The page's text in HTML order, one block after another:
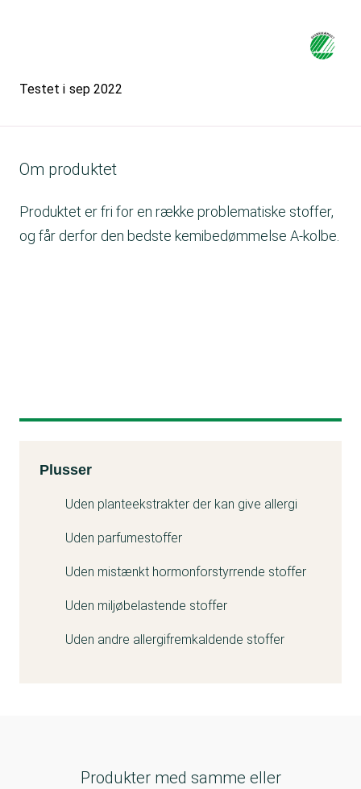
Testet i sep 2022
Om produktet
Produktet er fri for en række problematiske stoffer,
og får derfor den bedste kemibedømmelse A-kolbe.
Kemitest
Plusser
Uden planteekstrakter der kan give allergi
Uden parfumestoffer
Uden mistænkt hormonforstyrrende stoffer
Uden miljøbelastende stoffer
Uden andre allergifremkaldende stoffer
Produkter med samme eller